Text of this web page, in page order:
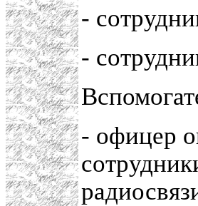
-
-
- офицер